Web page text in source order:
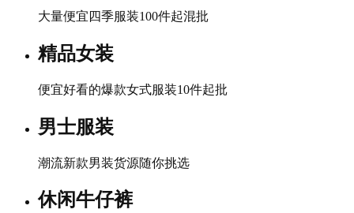
大量便宜四季服装100件起混批
精品女装
便宜好看的爆款女式服装10件起批
男士服装
潮流新款男装货源随你挑选
休闲牛仔裤